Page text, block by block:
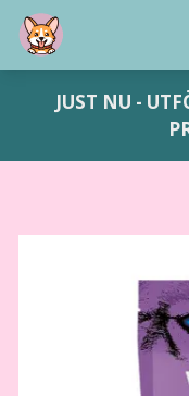
JUST NU -